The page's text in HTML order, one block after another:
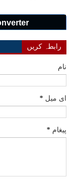
رابطہ کریں
نام
ای میل *
پیغام *